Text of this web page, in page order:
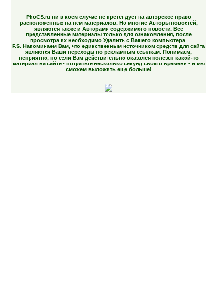
PhoCS.ru ни в коем случае не претендует на авторское право
расположенных на нем материалов. Но многие Авторы новостей,
являются также и Авторами содержимого новости. Все
представленные материалы только для ознакомления, после
просмотра их необходимо Удалить с Вашего компьютера!
P.S. Напоминаем Вам, что единственным источником средств для сайта
являются Ваши переходы по рекламным ссылкам. Понимаем,
неприятно, но если Вам действительно оказался полезен какой-то
материал на сайте - потратьте несколько секунд своего времени - и мы
сможем выложить еще больше!